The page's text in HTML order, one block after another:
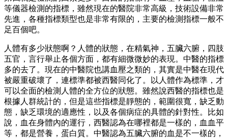
等儀器檢測的指標，雖然現在的醫院非常高級，技術設備非常
先進，各種指標類型也是非常有限的，主要的檢測指標一般不
足百個吧。
人體有多少狀態啊？人體的狀態，在精氣神，五臟六腑，四肢
五官，言行舉止各個方面，都有細微微妙的表現。中醫的指標
多的去了。現在的中醫院也講血壓之類的，其實是中醫在現代
被嚴重破壞了，連標準都被西醫同化了。以人體作為標準，才
可以全面的檢測人體的全方位的狀態。雖然說西醫的指標也是
根據人群統計的，但是這些指標是靜態的，範圍很寬，缺乏動
態，缺乏環境的適應性，以及各個病症的具體的針對性。比如
說，血在身體內的運行，西醫認為在哪裡都是一樣的，血血平
等，都是營養，蛋白質。中醫認為五臟六腑的血是不一樣的，